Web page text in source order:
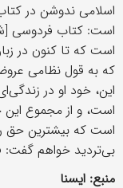
اسلامی ندوشن در کتاب
است: کتاب فردوسی
است که تا کنون در
که به قول نظامی
این، خود او در
است، و از مجموع این
است که بیشترین حق را
بی‌تردید خواهم گفت:
منبع: ایسنا